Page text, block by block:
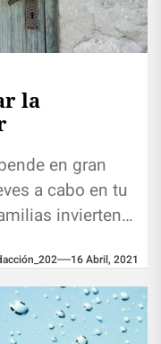
la
en gran
a cabo en tu
invierten
16 Abril, 2021